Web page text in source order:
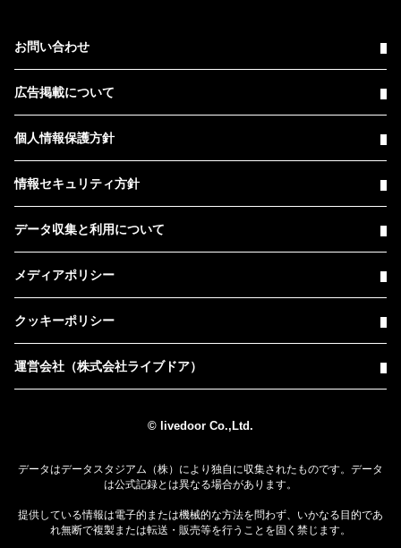
お問い合わせ
広告掲載について
個人情報保護方針
情報セキュリティ方針
データ収集と利用について
メディアポリシー
クッキーポリシー
運営会社（株式会社ライブドア）
© livedoor Co.,Ltd.
データはデータスタジアム（株）により独自に収集されたものです。データ
は公式記録とは異なる場合があります。
提供している情報は電子的または機械的な方法を問わず、いかなる目的であ
れ無断で複製または転送・販売等を行うことを固く禁じます。